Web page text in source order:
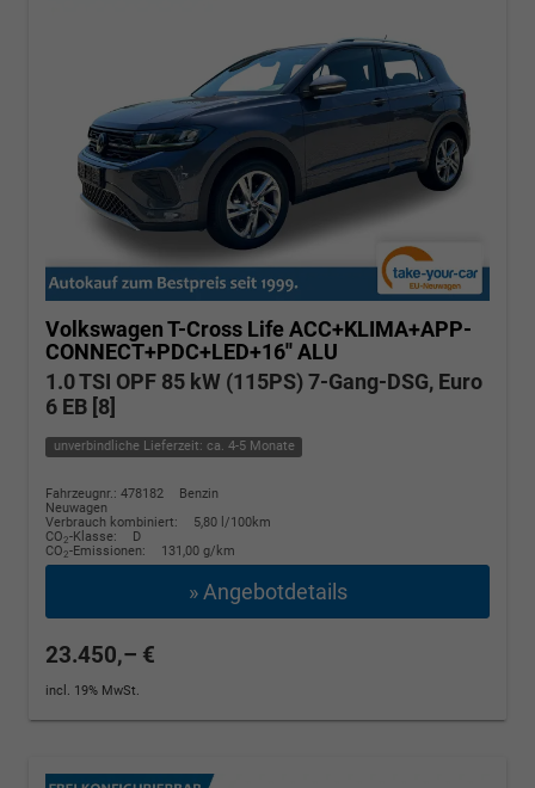
Volkswagen T-Cross Life ACC+KLIMA+APP-
CONNECT+PDC+LED+16'' ALU
1.0 TSI OPF 85 kW (115PS) 7-Gang-DSG, Euro
6 EB [8]
unverbindliche Lieferzeit: ca. 4-5 Monate
Fahrzeugnr.: 478182
Benzin
Neuwagen
Verbrauch kombiniert:
5,80 l/100km
CO2-Klasse:
D
CO2-Emissionen: 131,00 g/km
» Angebotdetails
23.450,– €
incl. 19% MwSt.